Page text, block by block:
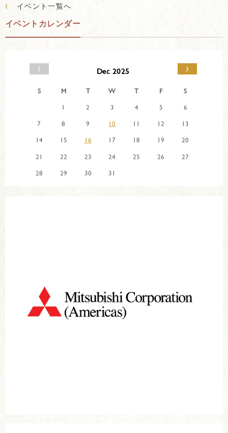
‹ イベント一覧へ
イベントカレンダー
‹ Dec 2025 ›
S M T W T F
S
1
2 3 4 5
6
7
8 9 10 11 12
13
14
15 16 17 18 19
20
21
22 23 24 25 26
27
28
29 30 31